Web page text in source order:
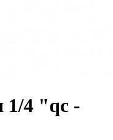
1/4 "qс -